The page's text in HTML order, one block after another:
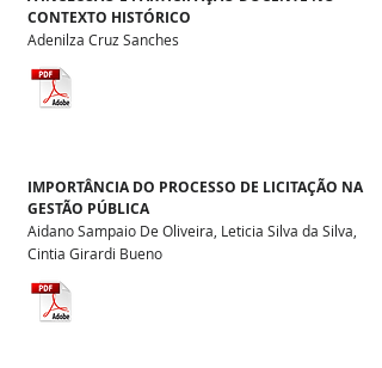
Adenilza Cruz Sanches
CONTEXTO HISTÓRICO
Aidano Sampaio De Oliveira, Leticia Silva da Silva,
Cintia Girardi Bueno
IMPORTÂNCIA DO PROCESSO DE LICITAÇÃO NA
GESTÃO PÚBLICA